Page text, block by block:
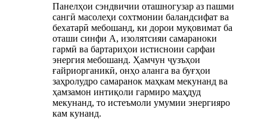
Панелҳои сэндвичии оташногузар аз пашми
сангӣ масолеҳи сохтмонии баландсифат ва
бехатарӣ мебошанд, ки дорои муқовимат ба
оташи синфи А, изолятсияи самараноки
гармӣ ва бартариҳои истисноии сарфаи
энергия мебошанд. Ҳамчун ҷузъҳои
ғайриорганикӣ, онҳо аланга ва буғҳои
заҳролудро самаранок маҳкам мекунанд ва
ҳамзамон интиқоли гармиро маҳдуд
мекунанд, то истеъмоли умумии энергияро
кам кунанд.